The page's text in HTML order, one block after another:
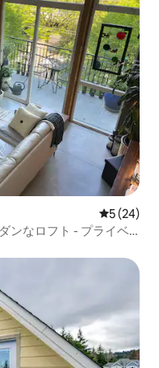
レビュー
5 (24)
ンなロフト - プライベ